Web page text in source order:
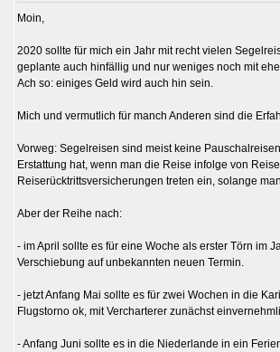
Moin,
2020 sollte für mich ein Jahr mit recht vielen
geplante auch hinfällig und nur weniges noch mit
Ach so: einiges Geld wird auch hin sein.
Mich und vermutlich für manch Anderen sind die
Vorweg: Segelreisen sind meist keine
Erstattung hat, wenn man die Reise infolge von
Reiserücktrittsversicherungen treten ein, solange
Aber der Reihe nach:
- im April sollte es für eine Woche als erster Törn im
Verschiebung auf unbekannten neuen Termin.
- jetzt Anfang Mai sollte es für zwei Wochen in die
Flugstorno ok, mit Vercharterer zunächst
- Anfang Juni sollte es in die Niederlande in ein